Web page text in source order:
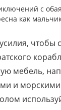
с
как
чтобы
мебель,
и морскими